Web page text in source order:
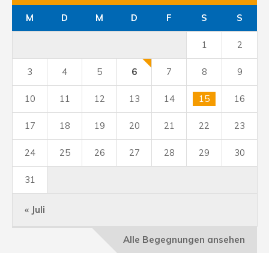
M D M D F S S
« Juli
1 2
3 4 5 6 7 8 9
10 11 12 13 14 15 16
17 18 19 20 21 22 23
24 25 26 27 28 29 30
31
Alle Begegnungen ansehen